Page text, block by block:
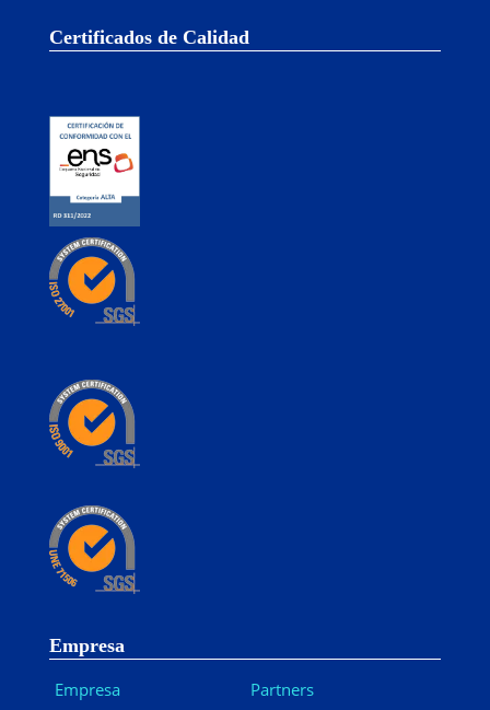
Certificados de Calidad
Empresa
Empresa
Partners